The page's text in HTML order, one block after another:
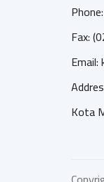
Fax:
Kota